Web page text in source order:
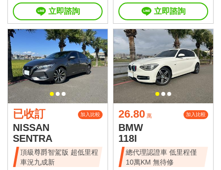
立即諮詢 立即諮詢
已收訂 加入比較
NISSAN
SENTRA
頂級尊爵智駕版 超低里程
車況九成新
26.80 萬 加入比較
BMW
118I
總代理認證車 低里程僅
10萬KM 無待修